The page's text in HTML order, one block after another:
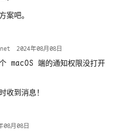
案吧。
2024年08月08日
macOS 端的通知权限没打开
收到消息！
08月08日